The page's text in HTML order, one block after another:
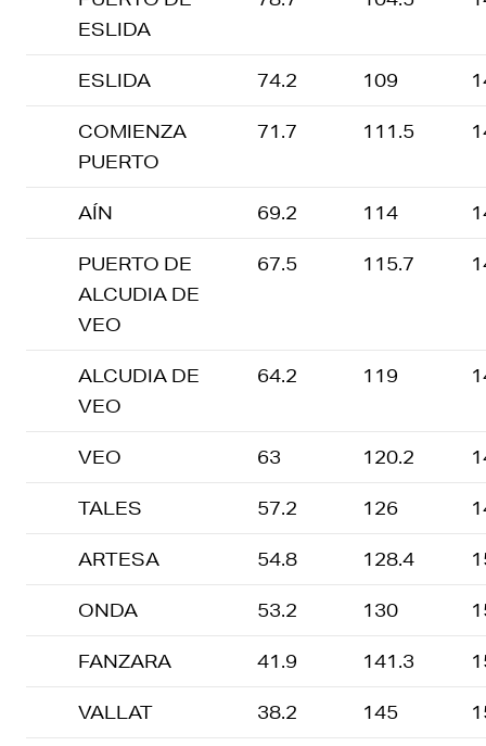
ESLIDA
ESLIDA 74.2 109
COMIENZA
PUERTO
71.7 111.5
AÍN 69.2 114
PUERTO DE
ALCUDIA DE
VEO
67.5 115.7
ALCUDIA DE
VEO
64.2 119
VEO 63 120.2
TALES 57.2 126
ARTESA 54.8 128.4
ONDA 53.2 130
FANZARA 41.9 141.3
VALLAT 38.2 145